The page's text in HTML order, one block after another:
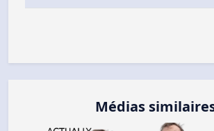
Médias